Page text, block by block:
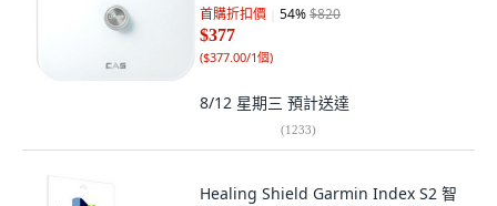
首購折扣價 54%$820
$377
($377.00/1個)
8/12 星期三 預計送達
(1233)
Healing Shield Garmin Index S2 智